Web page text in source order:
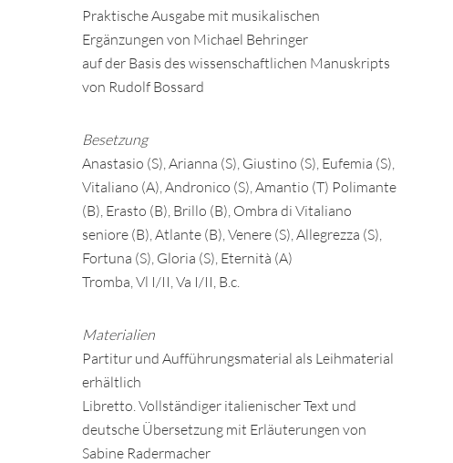
Praktische Ausgabe mit musikalischen
Ergänzungen von Michael Behringer
auf der Basis des wissenschaftlichen Manuskripts
von Rudolf Bossard
Besetzung
Anastasio (S), Arianna (S), Giustino (S), Eufemia (S),
Vitaliano (A), Andronico (S), Amantio (T) Polimante
(B), Erasto (B), Brillo (B), Ombra di Vitaliano
seniore (B), Atlante (B), Venere (S), Allegrezza (S),
Fortuna (S), Gloria (S), Eternità (A)
Tromba, Vl I/II, Va I/II, B.c.
Materialien
Partitur und Aufführungsmaterial als Leihmaterial
erhältlich
Libretto. Vollständiger italienischer Text und
deutsche Übersetzung mit Erläuterungen von
Sabine Radermacher